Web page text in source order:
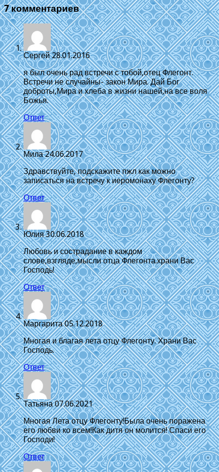
7 комментариев
Сергей 28.01.2016
я был очень рад встречи с тобой,отец Флегонт.
Встречи не случайны- закон Мира. Дай Бог
доброты,Мира и хлеба в жизни нашей,на все воля
Божья.
Ответ
Мила 24.06.2017
Здравствуйте, подскажите пжл как можно
записаться на встречу к иеромонаху Флегонту?
Ответ
Юлия 30.06.2018
Любовь и сострадание в каждом
слове,взгляде,мысли отца Флегонта.храни Вас
Господь!
Ответ
Маргарита 05.12.2018
Многая и благая лета отцу Флегонту. Храни Вас
Господь.
Ответ
Татьяна 07.06.2021
Многая Лета отцу Флегонту!Была очень поражена
его любви ко всем!Как дитя он молится! Спаси его
Господи!
Ответ